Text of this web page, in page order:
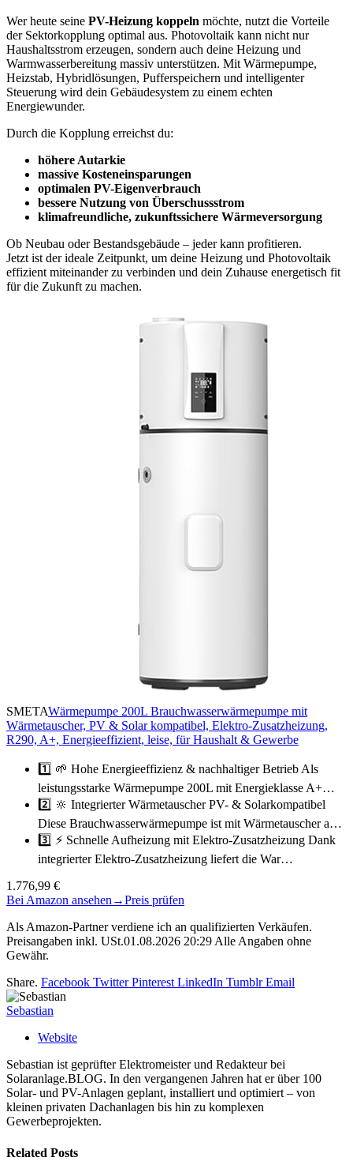
Wer heute seine PV-Heizung koppeln möchte, nutzt die Vorteile
der Sektorkopplung optimal aus. Photovoltaik kann nicht nur
Haushaltsstrom erzeugen, sondern auch deine Heizung und
Warmwasserbereitung massiv unterstützen. Mit Wärmepumpe,
Heizstab, Hybridlösungen, Pufferspeichern und intelligenter
Steuerung wird dein Gebäudesystem zu einem echten
Energiewunder.
Durch die Kopplung erreichst du:
höhere Autarkie
massive Kosteneinsparungen
optimalen PV-Eigenverbrauch
bessere Nutzung von Überschussstrom
klimafreundliche, zukunftssichere Wärmeversorgung
Ob Neubau oder Bestandsgebäude – jeder kann profitieren.
Jetzt ist der ideale Zeitpunkt, um deine Heizung und Photovoltaik
effizient miteinander zu verbinden und dein Zuhause energetisch fit
für die Zukunft zu machen.
SMETAWärmepumpe 200L Brauchwasserwärmepumpe mit
Wärmetauscher, PV & Solar kompatibel, Elektro-Zusatzheizung,
R290, A+, Energieeffizient, leise, für Haushalt & Gewerbe
1️⃣ 🌱 Hohe Energieeffizienz & nachhaltiger Betrieb Als
leistungsstarke Wärmepumpe 200L mit Energieklasse A+…
2️⃣ 🔆 Integrierter Wärmetauscher PV- & Solarkompatibel
Diese Brauchwasserwärmepumpe ist mit Wärmetauscher a…
3️⃣ ⚡ Schnelle Aufheizung mit Elektro-Zusatzheizung Dank
integrierter Elektro-Zusatzheizung liefert die War…
1.776,99 €
Bei Amazon ansehen→Preis prüfen
Als Amazon-Partner verdiene ich an qualifizierten Verkäufen.
Preisangaben inkl. USt.01.08.2026 20:29 Alle Angaben ohne
Gewähr.
Share. Facebook Twitter Pinterest LinkedIn Tumblr Email
Sebastian
Website
Sebastian ist geprüfter Elektromeister und Redakteur bei
Solaranlage.BLOG. In den vergangenen Jahren hat er über 100
Solar- und PV-Anlagen geplant, installiert und optimiert – von
kleinen privaten Dachanlagen bis hin zu komplexen
Gewerbeprojekten.
Related Posts